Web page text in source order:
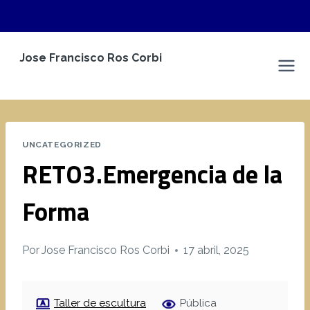
Jose Francisco Ros Corbi
UNCATEGORIZED
RETO3.Emergencia de la
Forma
PorJose Francisco Ros Corbi 17 abril, 2025
Taller de escultura
Pública